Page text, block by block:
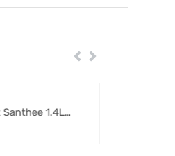
ZurückWeiter
1.4L